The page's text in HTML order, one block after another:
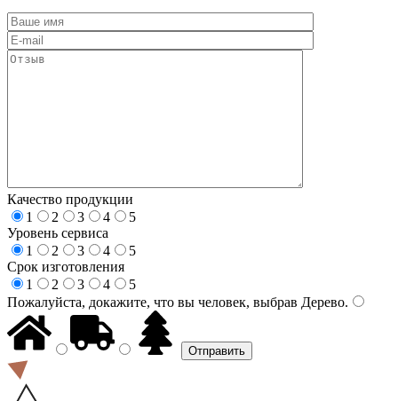
Качество продукции
1
2 3 4
5
Уровень сервиса
1
2 3 4
5
Срок изготовления
1
2 3 4
5
Пожалуйста, докажите, что вы человек, выбрав Дерево.